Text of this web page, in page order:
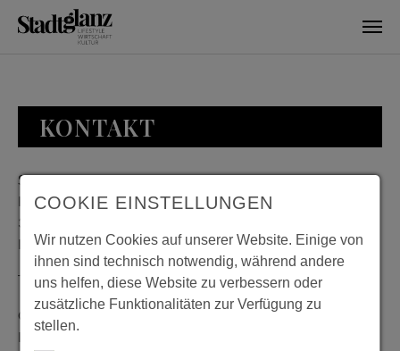
KONTAKT
Stadtglanz / mediaworld GmbH
Bankplatz 8
38100 Braunschweig
Deutschland
Telefon: 0531 482010-20
Geschäftszeiten: Montag bis Donnerstag 08:00 bis 18:00;
Freitag 08:00 bis 15:00
COOKIE EINSTELLUNGEN
Wir nutzen Cookies auf unserer Website. Einige von
ihnen sind technisch notwendig, während andere
uns helfen, diese Website zu verbessern oder
zusätzliche Funktionalitäten zur Verfügung zu
stellen.